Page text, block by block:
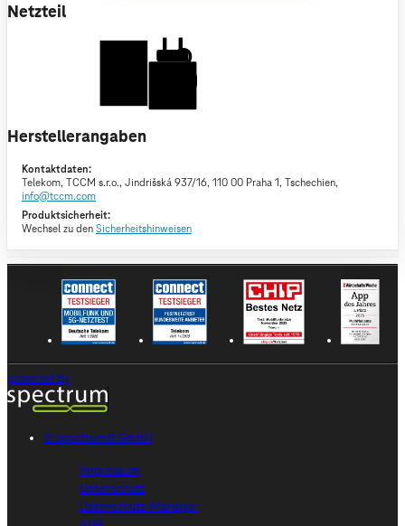
Netzteil
2.5-25
WUSB PD
Herstellerangaben
Kontaktdaten:
Telekom, TCCM s.r.o., Jindrišská 937/16, 110 00 Praha 1, Tschechien,
info@tccm.com
Produktsicherheit:
Wechsel zu den Sicherheitshinweisen
powered by
© spectrum8 GmbH
Impressum
Datenschutz
Datenschutz-Manager